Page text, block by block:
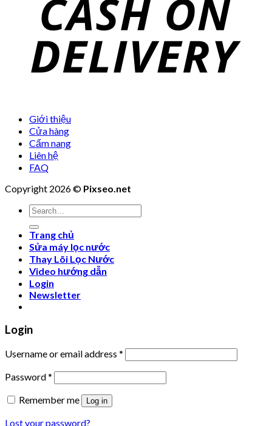
Giới thiệu
Cửa hàng
Cẩm nang
Liên hệ
FAQ
Copyright 2026 © Pixseo.net
Search
for:
Trang chủ
Sửa máy lọc nước
Thay Lõi Lọc Nước
Video hướng dẫn
Login
Newsletter
Login
Username or email address *
Password*
Remember me
Log in
Lost your password?